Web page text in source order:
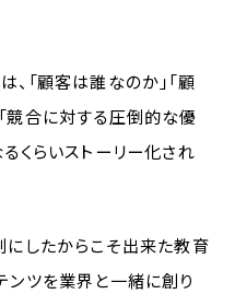
「顧客は誰なのか」「顧
競合に対する圧倒的な優
くらいストーリー化され
にしたからこそ出来た教育
ンツを業界と一緒に創り